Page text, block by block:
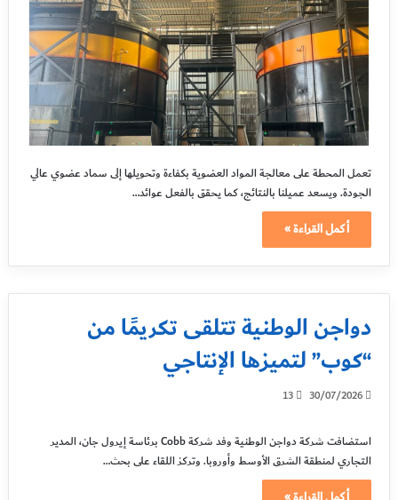
تعمل المحطة على معالجة المواد العضوية بكفاءة وتحويلها إلى سماد عضوي عالي
الجودة. ويسعد عميلنا بالنتائج، كما يحقق بالفعل عوائد…
أكمل القراءة »
دواجن الوطنية تتلقى تكريمًا من
“كوب” لتميزها الإنتاجي
30/07/2026
13
استضافت شركة دواجن الوطنية وفد شركة Cobb برئاسة إيرول جان، المدير
التجاري لمنطقة الشرق الأوسط وأوروبا. وتركز اللقاء على بحث…